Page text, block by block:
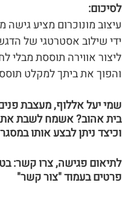
לסיכום:
עיצוב מונוכרום מציע
ידי שילוב אסטרטגי של
ליצור אווירה תוססת מבלי
והפוך את ביתך למקלט
שמי יעל אללוף, מעצבת
בית אהוב? אשמח לשבת
וכיצד ניתן לבצע אותו
לתיאום פגישה, צרו קשר: בטלפון 054-924-9754
פרטים בעמוד "צור קשר"